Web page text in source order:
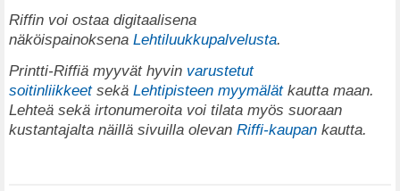
Riffin voi ostaa digitaalisena
näköispainoksena Lehtiluukkupalvelusta.
Printti-Riffiä myyvät hyvin varustetut
soitinliikkeet sekä Lehtipisteen myymälätkautta maan.
Lehteä sekä irtonumeroita voi tilata myös suoraan
kustantajalta näillä sivuilla olevan Riffi-kaupan kautta.